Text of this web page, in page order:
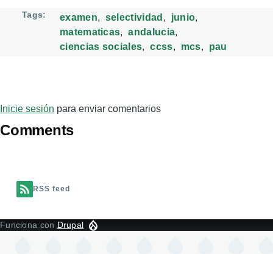
Tags examen selectividad
junio
matematicas
andalucia
ciencias sociales
ccss mcs pau
Inicie sesión para enviar comentarios
Comments
RSS feed
Funciona con Drupal